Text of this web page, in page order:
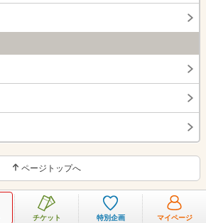
ページトップへ
チケット 特別企画 マイページ